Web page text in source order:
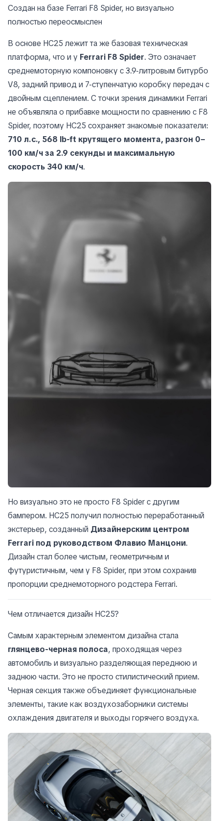
Создан на базе Ferrari F8 Spider, но визуально
полностью переосмыслен
В основе HC25 лежит та же базовая техническая
платформа, что и у Ferrari F8 Spider. Это означает
среднемоторную компоновку с 3.9-литровым битурбо
V8, задний привод и 7-ступенчатую коробку передач с
двойным сцеплением. С точки зрения динамики Ferrari
не объявляла о прибавке мощности по сравнению с F8
Spider, поэтому HC25 сохраняет знакомые показатели:
710 л.с., 568 lb-ft крутящего момента, разгон 0–
100 км/ч за 2.9 секунды и максимальную
скорость 340 км/ч.
Но визуально это не просто F8 Spider с другим
бампером. HC25 получил полностью переработанный
экстерьер, созданный Дизайнерским центром
Ferrari под руководством Флавио Манцони.
Дизайн стал более чистым, геометричным и
футуристичным, чем у F8 Spider, при этом сохранив
пропорции среднемоторного родстера Ferrari.
Чем отличается дизайн HC25?
Самым характерным элементом дизайна стала
глянцево-черная полоса, проходящая через
автомобиль и визуально разделяющая переднюю и
заднюю части. Это не просто стилистический прием.
Черная секция также объединяет функциональные
элементы, такие как воздухозаборники системы
охлаждения двигателя и выходы горячего воздуха.